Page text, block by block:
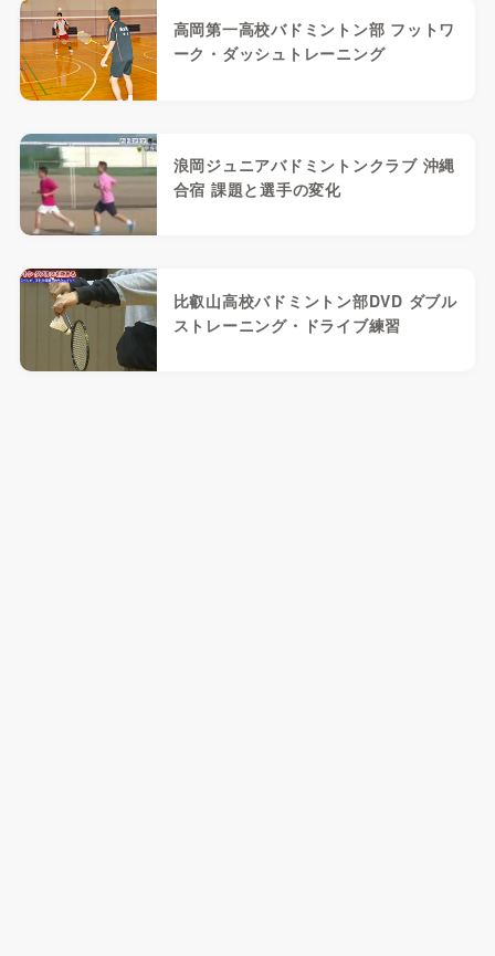
高岡第一高校バドミントン部 フットワ
ーク・ダッシュトレーニング
浪岡ジュニアバドミントンクラブ 沖縄
合宿 課題と選手の変化
比叡山高校バドミントン部DVD ダブル
ストレーニング・ドライブ練習